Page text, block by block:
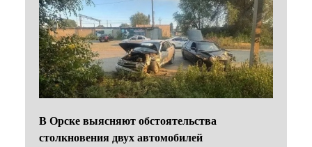
В Орске выясняют обстоятельства
столкновения двух автомобилей